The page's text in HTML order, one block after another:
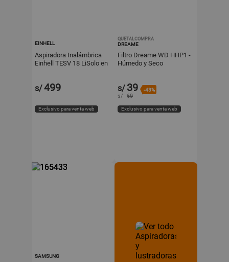
EINHELL
Aspiradora Inalámbrica
Einhell TESV 18 LiSolo en
s/499
Exclusivo para venta web
QUETALCOMPRA
DREAME
Filtro Dreame WD HHP1 -
Húmedo y Seco
s/ 39 -43%
s/ 69
Exclusivo para venta web
SAMSUNG